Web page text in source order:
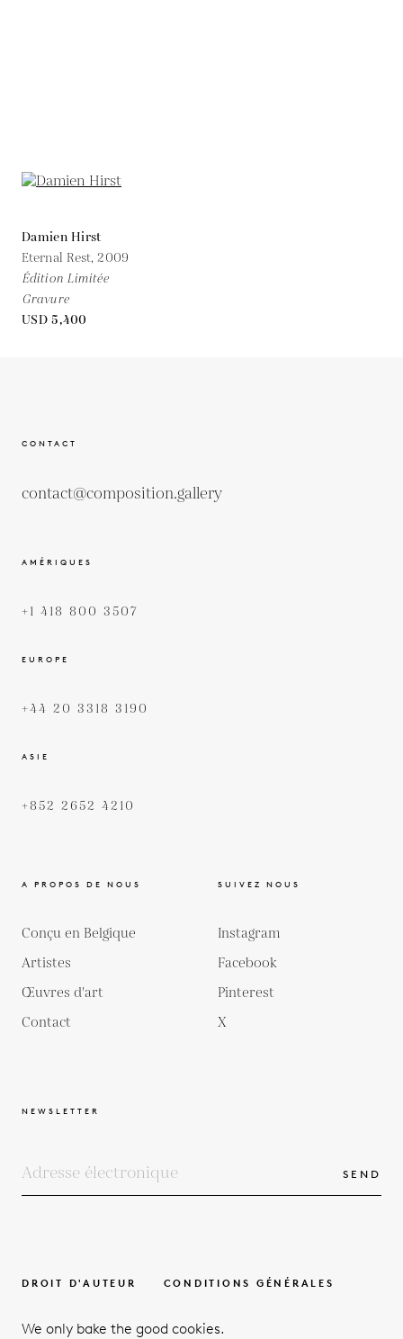
Damien Hirst
Eternal Rest,2009
Édition Limitée
Gravure
USD 5,400
CONTACT
contact@composition.gallery
AMÉRIQUES
+1 418 800 3507
EUROPE
+44 20 3318 3190
ASIE
+852 2652 4210
A PROPOS DE NOUS
Conçu en Belgique
Artistes
Œuvres d'art
Contact
SUIVEZ NOUS
Instagram
Facebook
Pinterest
X
NEWSLETTER
SEND
DROIT D'AUTEUR CONDITIONS GÉNÉRALES
We only bake the good cookies.